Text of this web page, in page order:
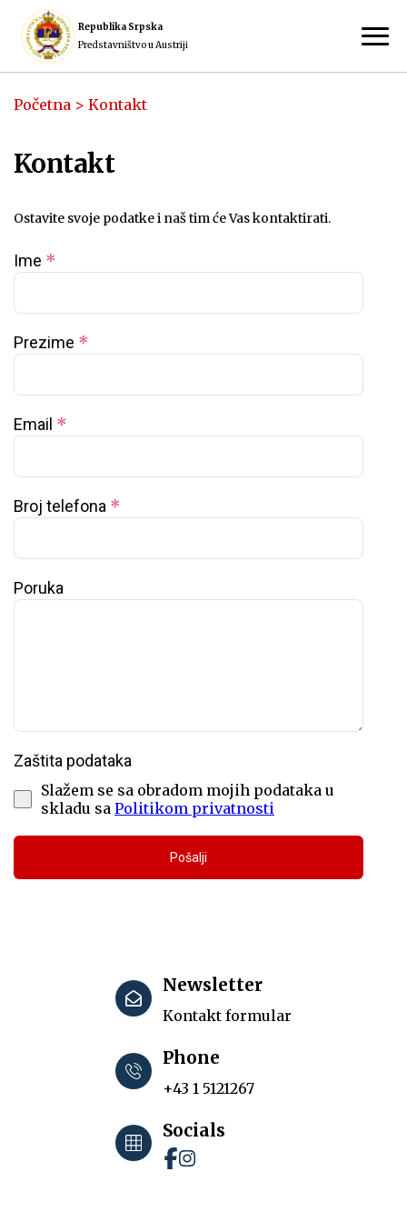
Republika Srpska
Predstavništvo u Austriji
Početna > Kontakt
Kontakt
Ostavite svoje podatke i naš tim će Vas kontaktirati.
Ime *
Prezime *
Email *
Broj telefona *
Poruka
Zaštita podataka
Slažem se sa obradom mojih podataka u
skladu sa Politikom privatnosti
Pošalji
Newsletter
Kontakt formular
Phone
+43 1 5121267
Socials